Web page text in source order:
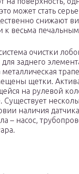
может стать
снижают
к весьма
очистки
заднего
щетки.
на рулевой
наличия
– насос,